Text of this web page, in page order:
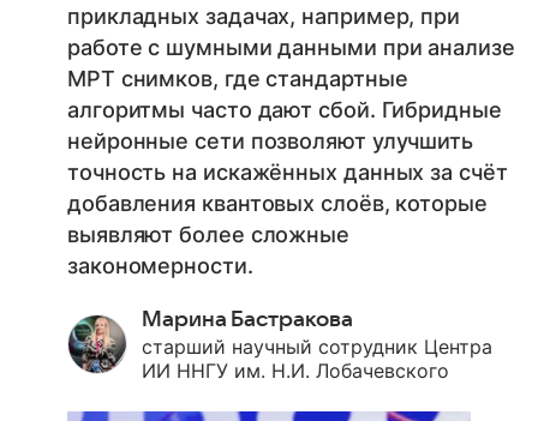
прикладных задачах, например, при
работе с шумными данными при анализе
МРТ снимков, где стандартные
алгоритмы часто дают сбой. Гибридные
нейронные сети позволяют улучшить
точность на искажённых данных за счёт
добавления квантовых слоёв, которые
выявляют более сложные
закономерности.
Марина Бастракова
старший научный сотрудник Центра
ИИ ННГУ им. Н.И. Лобачевского